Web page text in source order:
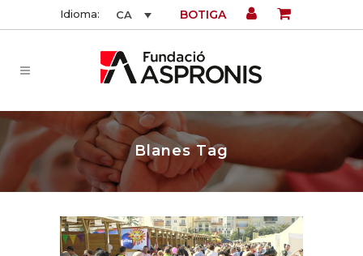
Idioma: CA BOTIGA
Blanes Tag